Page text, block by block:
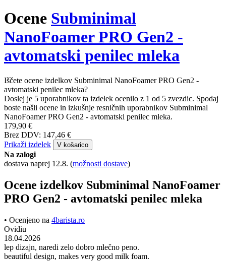
Ocene Subminimal
NanoFoamer PRO Gen2 -
avtomatski penilec mleka
Iščete ocene izdelkov Subminimal NanoFoamer PRO Gen2 -
avtomatski penilec mleka?
Doslej je 5 uporabnikov ta izdelek ocenilo z 1 od 5 zvezdic. Spodaj
boste našli ocene in izkušnje resničnih uporabnikov Subminimal
NanoFoamer PRO Gen2 - avtomatski penilec mleka.
179,90 €
Brez DDV: 147,46 €
Prikaži izdelek
V košarico
Na zalogi
dostava naprej 12.8. (možnosti dostave)
Ocene izdelkov Subminimal NanoFoamer
PRO Gen2 - avtomatski penilec mleka
• Ocenjeno na 4barista.ro
Ovidiu
18.04.2026
lep dizajn, naredi zelo dobro mlečno peno.
beautiful design, makes very good milk foam.